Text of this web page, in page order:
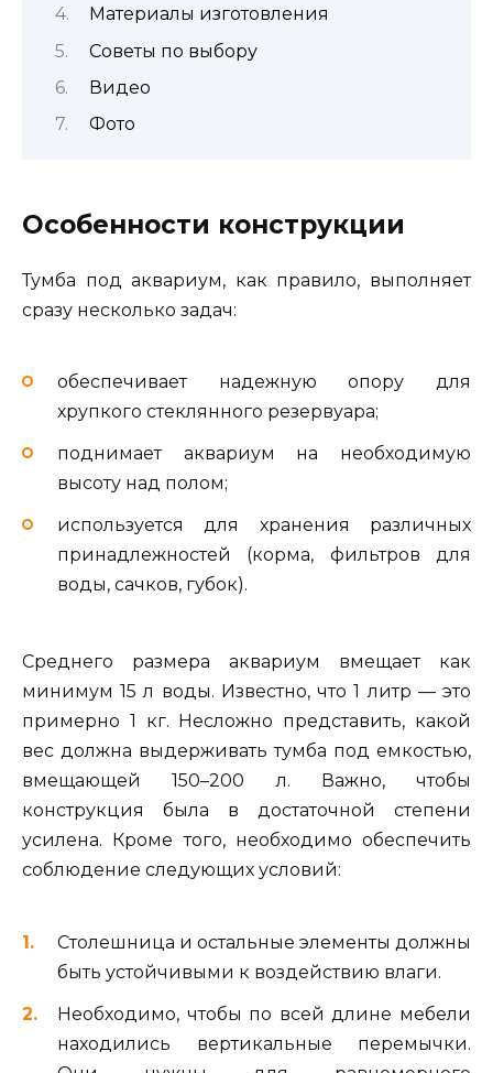
Материалы изготовления
Советы по выбору
Видео
Фото
Особенности конструкции
Тумба под аквариум, как правило, выполняет
сразу несколько задач:
обеспечивает надежную опору для
хрупкого стеклянного резервуара;
поднимает аквариум на необходимую
высоту над полом;
используется для хранения различных
принадлежностей (корма, фильтров для
воды, сачков, губок).
Среднего размера аквариум вмещает как
минимум 15 л воды. Известно, что 1 литр — это
примерно 1 кг. Несложно представить, какой
вес должна выдерживать тумба под емкостью,
вмещающей 150–200 л. Важно, чтобы
конструкция была в достаточной степени
усилена. Кроме того, необходимо обеспечить
соблюдение следующих условий:
Столешница и остальные элементы должны
быть устойчивыми к воздействию влаги.
Необходимо, чтобы по всей длине мебели
находились вертикальные перемычки.